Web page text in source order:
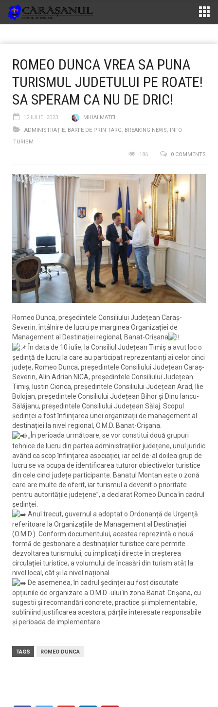
ROMEO DUNCA VREA SA PUNA
TURISMUL JUDETULUI PE ROATE!
SA SPERAM CA NU DE DRIC!
12 IULIE, 2023
MIHAI MATEI
ADMINISTRAŢIE, BARFE DE PRIN TARG, BREAKING NEWS, INFO
TURISM
0 COMMENTS
186
Romeo Dunca, președintele Consiliului Județean Caraș-
Severin, întâlnire de lucru pe marginea Organizației de
Management al Destinației regional, Banat-Crișana
În data de 10 iulie, la Consiliul Județean Timiș a avut loc o
ședință de lucru la care au participat reprezentanți ai celor cinci
județe, Romeo Dunca, președintele Consiliului Județean Caraș-
Severin, Alin Adrian NICA, președintele Consiliului Județean
Timiș, Iustin Cionca, președintele Consiliului Județean Arad, Ilie
Bolojan, președintele Consiliului Județean Bihor și Dinu Iancu-
Sălăjanu, președintele Consiliului Județean Sălaj. Scopul
ședinței a fost înființarea unei organizații de management al
destinației la nivel regional, O.M.D. Banat-Crișana.
„În perioada următoare, se vor constitui două grupuri
tehnice de lucru din partea administrațiilor județene, unul juridic
având ca scop înființarea asociației, iar cel de-al doilea grup de
lucru se va ocupa de identificarea tuturor obiectivelor turistice
din cele cinci județe participante. Banatul Montan este o zonă
care are multe de oferit, iar turismul a devenit o prioritate
pentru autoritățile județene”, a declarat Romeo Dunca în cadrul
ședinței.
Anul trecut, guvernul a adoptat o Ordonanță de Urgență
referitoare la Organizațiile de Management al Destinației
(O.M.D.). Conform documentului, acestea reprezintă o nouă
formă de gestionare a destinațiilor turistice care permite
dezvoltarea turismului, cu implicații directe în creșterea
circulației turistice, a volumului de încasări din turism atât la
nivel local, cât şi la nivel național.
De asemenea, în cadrul ședinței au fost discutate
opțiunile de organizare a O.M.D.-ului în zona Banat-Crișana, cu
sugestii și recomandări concrete, practice și implementabile,
subliniind justificarea acestora, părțile interesate responsabile
și perioada de implementare.
TAGS ROMEO DUNCA